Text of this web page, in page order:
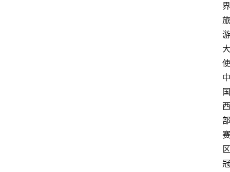
界
旅
游
大
使
中
国
西
部
赛
区
冠